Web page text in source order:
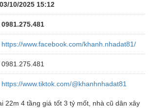
03/10/2025 15:12
0981.275.481
https://www.facebook.com/khanh.nhadat81/
0981.275.481
https://www.tiktok.com/@khanhnhadat81
22m 4 tầng giá tốt 3 tỷ mốt, nhà cũ dân xây